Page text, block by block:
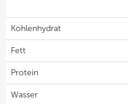
Kohlenhydrat
Fett
Protein
Wasser